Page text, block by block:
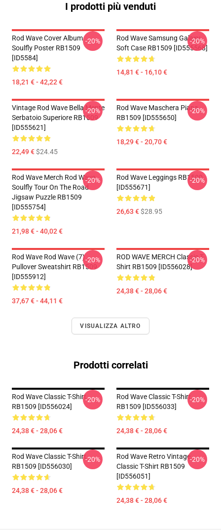
I prodotti più venduti
Rod Wave Cover Album
Soulfly Poster RB1509
[ID5584]
18,21 € - 42,22 €
-20%
Rod Wave Samsung Galaxy
Soft Case RB1509 [ID555568]
14,81 € - 16,10 €
-20%
Vintage Rod Wave Bella Mente
Serbatoio Superiore RB1509
[ID555621]
22,49 €$24.45
-20%
Rod Wave Maschera Piana
RB1509 [ID555650]
18,29 € - 20,70 €
-20%
Rod Wave Merch Rod Wave
Soulfly Tour On The Road
Jigsaw Puzzle RB1509
[ID555754]
21,98 € - 40,02 €
-20%
Rod Wave Leggings RB1509
[ID555671]
26,63 €$28.95
-20%
Rod Wave Rod Wave (7)
Pullover Sweatshirt RB1509
[ID555912]
37,67 € - 44,11 €
-20%
ROD WAVE MERCH Classic T-
Shirt RB1509 [ID556028]
24,38 € - 28,06 €
-20%
VISUALIZZA ALTRO
Prodotti correlati
Rod Wave Classic T-Shirt
RB1509 [ID556024]
24,38 € - 28,06 €
-20%
Rod Wave Classic T-Shirt
RB1509 [ID556033]
24,38 € - 28,06 €
-20%
Rod Wave Classic T-Shirt
RB1509 [ID556030]
24,38 € - 28,06 €
-20%
Rod Wave Retro Vintage
Classic T-Shirt RB1509
[ID556051]
24,38 € - 28,06 €
-20%